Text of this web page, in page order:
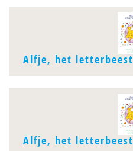
Alfje, het letterbeest
Alfje, het letterbeest